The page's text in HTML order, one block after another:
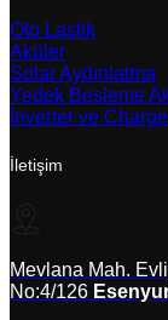
Oto Lastik
Aküler
Solar Aydınlatma
Yedek Besleme
İnverter ve
İletişim
Mevlana Mah.
No:4/126